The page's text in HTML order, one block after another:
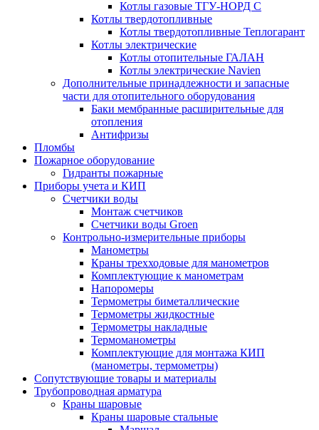
Котлы газовые ТГУ-НОРД С
Котлы твердотопливные
Котлы твердотопливные Теплогарант
Котлы электрические
Котлы отопительные ГАЛАН
Котлы электрические Navien
Дополнительные принадлежности и запасные
части для отопительного оборудования
Баки мембранные расширительные для
отопления
Антифризы
Пломбы
Пожарное оборудование
Гидранты пожарные
Приборы учета и КИП
Счетчики воды
Монтаж счетчиков
Счетчики воды Groen
Контрольно-измерительные приборы
Манометры
Краны трехходовые для манометров
Комплектующие к манометрам
Напоромеры
Термометры биметаллические
Термометры жидкостные
Термометры накладные
Термоманометры
Комплектующие для монтажа КИП
(манометры, термометры)
Сопутствующие товары и материалы
Трубопроводная арматура
Краны шаровые
Краны шаровые стальные